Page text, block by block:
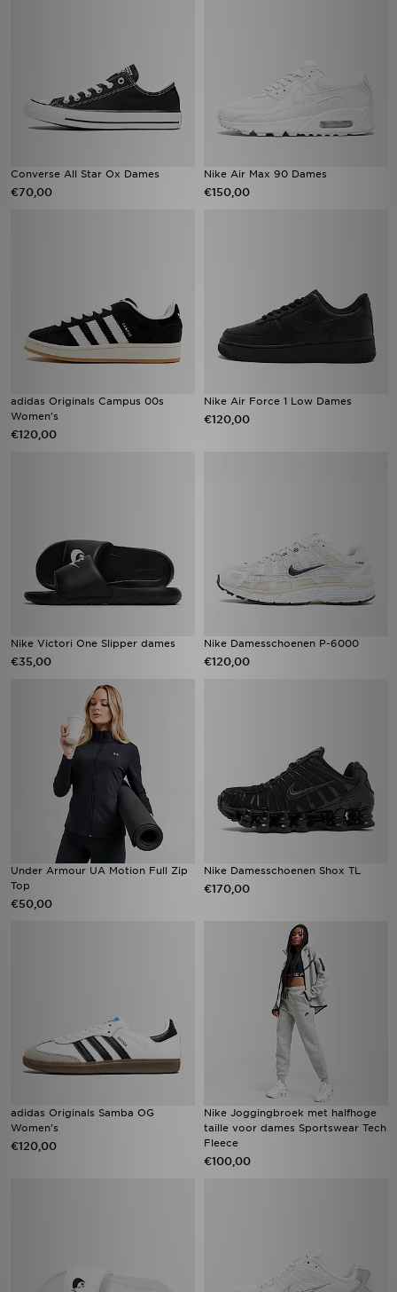
Converse All Star Ox Dames
€70,00
Nike Air Max 90 Dames
€150,00
adidas Originals Campus 00s
Women's
€120,00
Nike Air Force 1 Low Dames
€120,00
Nike Victori One Slipper dames
€35,00
Nike Damesschoenen P-6000
€120,00
Under Armour UA Motion Full Zip
Top
€50,00
Nike Damesschoenen Shox TL
€170,00
adidas Originals Samba OG
Women's
€120,00
Nike Joggingbroek met halfhoge
taille voor dames Sportswear Tech
Fleece
€100,00